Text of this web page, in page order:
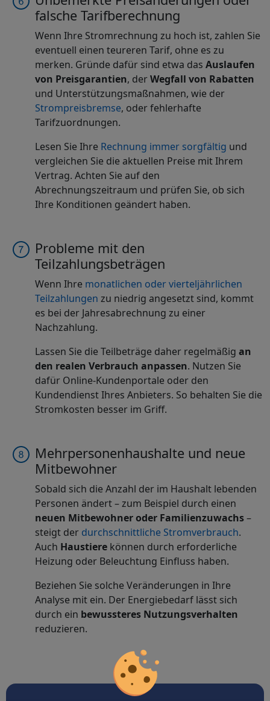
falsche Tarifberechnung
Wenn Ihre Stromrechnung zu hoch ist, zahlen Sie
eventuell einen teureren Tarif, ohne es zu
merken. Gründe dafür sind etwa das Auslaufen
von Preisgarantien, derWegfall von Rabatten
und Unterstützungsmaßnahmen, wie der
Strompreisbremse, oder fehlerhafte
Tarifzuordnungen.
Lesen Sie Ihre Rechnung immer sorgfältig und
vergleichen Sie die aktuellen Preise mit Ihrem
Vertrag. Achten Sie auf den
Abrechnungszeitraum und prüfen Sie, ob sich
Ihre Konditionen geändert haben.
Probleme mit den
Teilzahlungsbeträgen
Wenn Ihre monatlichen oder vierteljährlichen
Teilzahlungen zu niedrig angesetzt sind, kommt
es bei der Jahresabrechnung zu einer
Nachzahlung.
Lassen Sie die Teilbeträge daher regelmäßig an
den realen Verbrauch anpassen. Nutzen Sie
dafür Online-Kundenportale oder den
Kundendienst Ihres Anbieters. So behalten Sie die
Stromkosten besser im Griff.
Mehrpersonenhaushalte und neue
Mitbewohner
Sobald sich die Anzahl der im Haushalt lebenden
Personen ändert – zum Beispiel durch einen
neuen Mitbewohner oder Familienzuwachs–
steigt der durchschnittliche Stromverbrauch.
Auch Haustiere können durch erforderliche
Heizung oder Beleuchtung Einfluss haben.
Beziehen Sie solche Veränderungen in Ihre
Analyse mit ein. Der Energiebedarf lässt sich
durch ein bewussteres Nutzungsverhalten
reduzieren.